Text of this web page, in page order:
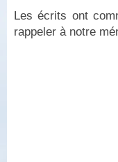
Les écrits ont
rappeler à notre